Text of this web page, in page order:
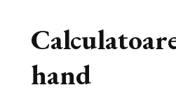
hand